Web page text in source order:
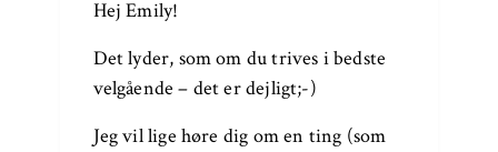
Hej Emily!
Det lyder, som om du trives i bedste
velgående – det er dejligt;-)
Jeg vil lige høre dig om en ting (som